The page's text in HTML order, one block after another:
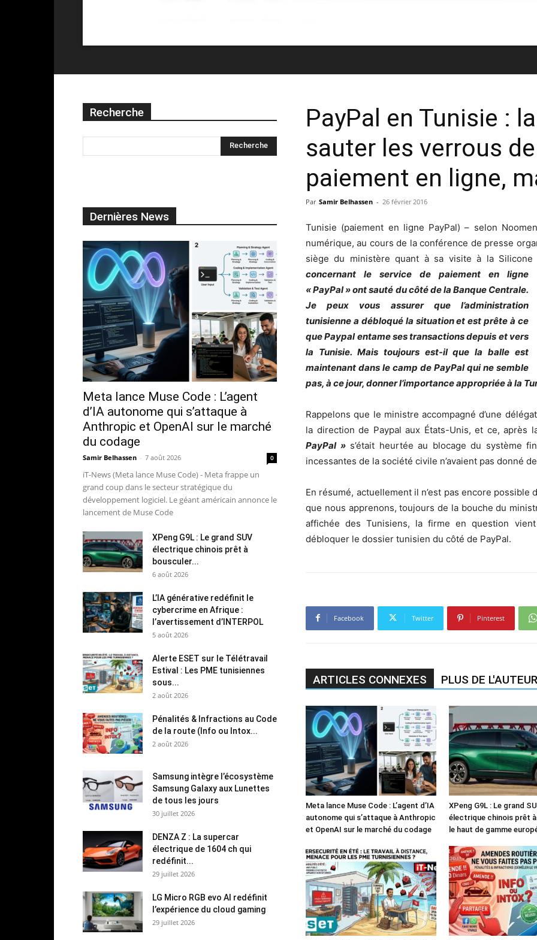
PayPal en Tunisie :
sauter les verrous
paiement en ligne,
Par Samir Belhassen - 26 février 2016
Tunisie (paiement en ligne PayPal) – selon
numérique, au cours de la conférence de presse
siège du ministère quant à sa visite à la Silicone
concernant le service de paiement en ligne
« PayPal » ont sauté du côté de la Banque Centrale.
Je peux vous assurer que l’administration
tunisienne a débloqué la situation et est prête à ce
que Paypal entame ses transactions depuis et vers
la Tunisie. Mais toujours est-il que la balle est
maintenant dans le camp de PayPal qui ne semble
pas, à ce jour, donner l’importance appropriée à la
Rappelons que le ministre accompagné d’une
la direction de Paypal aux États-Unis, et ce,
PayPal »s’était heurtée au blocage du système
incessantes de la société civile n’avaient pas donné
En résumé, actuellement il n’est pas encore possible
que nous apprenons, toujours de la bouche du
affichée des Tunisiens, la firme en question
débloquer le dossier tunisien du côté de PayPal.
Facebook Twitter Pinterest
ARTICLES CONNEXES PLUS DE L'AUTEUR
Meta lance Muse Code : L’agent d’IA
autonome qui s’attaque à Anthropic
et OpenAI sur le marché du codage
XPeng G9L : Le grand
électrique chinois prêt
le haut de gamme
Recherche
Dernières News
Meta lance Muse Code : L’agent
d’IA autonome qui s’attaque à
Anthropic et OpenAI sur le marché
du codage
Samir Belhassen - 7 août 2026 0
iT-News (Meta lance Muse Code) - Meta frappe un
grand coup dans le secteur stratégique du
développement logiciel. Le géant américain annonce le
lancement de Muse Code
XPeng G9L : Le grand SUV
électrique chinois prêt à
bousculer...
6 août 2026
L’IA générative redéfinit le
cybercrime en Afrique :
l’avertissement d’INTERPOL
5 août 2026
Alerte ESET sur le Télétravail
Estival : Les PME tunisiennes
sous...
2 août 2026
Pénalités & Infractions au Code
de la route (Info ou Intox...
2 août 2026
Samsung intègre l’écosystème
Samsung Galaxy aux Lunettes
de tous les jours
30 juillet 2026
DENZA Z : La supercar
électrique de 1604 ch qui
redéfinit...
29 juillet 2026
LG Micro RGB evo AI redéfinit
l’expérience du cloud gaming
29 juillet 2026